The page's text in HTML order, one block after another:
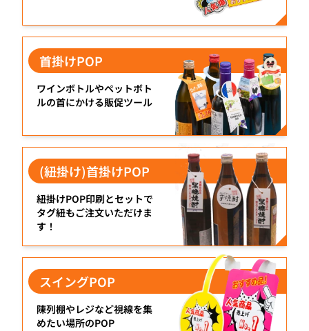
首掛けPOP
ワインボトルやペットボト
ルの首にかける販促ツール
(紐掛け)首掛けPOP
紐掛けPOP印刷とセットで
タグ紐もご注文いただけま
す！
スイングPOP
陳列棚やレジなど視線を集
めたい場所のPOP